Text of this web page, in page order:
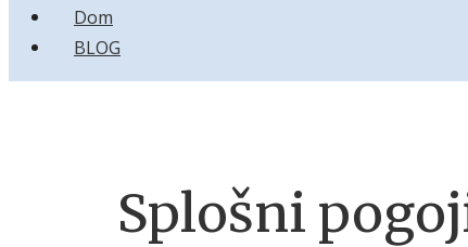
Dom
BLOG
Splošni